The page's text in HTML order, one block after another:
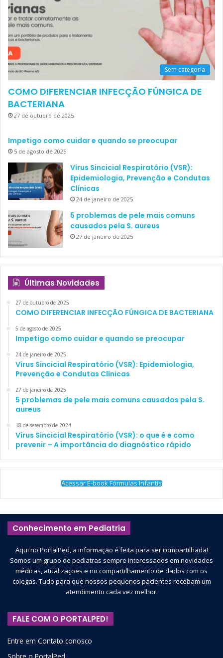
Sem categoria
COMO DIFERENCIAR INFECÇÃO FÚNGICA DE
BACTERIANA
27 de outubro de 2025
Impetigo como cuidar e quando se preocupar
5 de agosto de 2025
Vírus Sincicial Respiratório (VSR):
Epidemiologia, Prevenção e Condutas
Clínicas
24 de janeiro de 2025
5 problemas de pele mais comuns
causados pela S. aureus
27 de janeiro de 2025
Últimas Novidades
27 de outubro de 2025
COMO DIFERENCIAR INFECÇÃO FÚNGICA DE BACTERIANA
5 de agosto de 2025
Impetigo como cuidar e quando se preocupar
24 de janeiro de 2025
Vírus Sincicial Respiratório (VSR): Epidemiologia,
Prevenção e Condutas Clínicas
27 de janeiro de 2025
5 problemas de pele mais comuns causados pela S.
aureus
18 de setembro de 2024
Vírus Sincicial Respiratório (VSR): o que é e como
prevenir – A importância do diagnóstico rápido
Acessar E-book Fórmulas Infantis
Conhecimento em Pediatria
Aqui no PortalPed, a informação é feita para ser compartilhada!
Somos um grupo de pediatras sempre interessados em novidades
médicas, atualizações e no compartilhamento de dados com os
colegas. Tudo para que nossos pequenos pacientes recebam um
atendimento cada vez melhor.
FALE COM O PORTALPED!
Entre em Contato conosco